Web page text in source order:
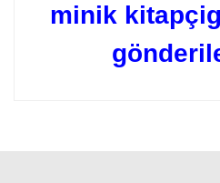
minik